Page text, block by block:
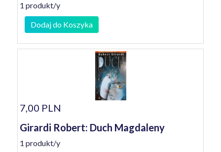
1 produkt/y
Dodaj do Koszyka
7,00 PLN
Girardi Robert: Duch Magdaleny
1 produkt/y